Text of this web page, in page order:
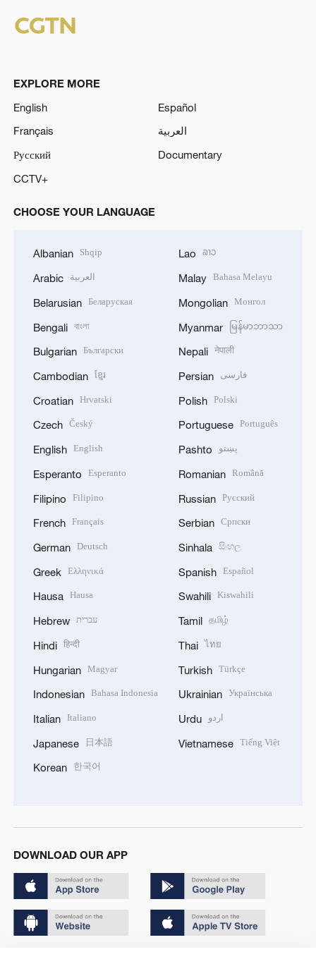
EXPLORE MORE
English
Español
Français
العربية
Русский
Documentary
CCTV+
CHOOSE YOUR LANGUAGE
Albanian Shqip
Arabic العربية
Belarusian Беларуская
Bengali বাংলা
Bulgarian Български
Cambodian ខ្មែរ
Croatian Hrvatski
Czech Český
English English
Esperanto Esperanto
Filipino Filipino
French Français
German Deutsch
Greek Ελληνικά
Hausa Hausa
Hebrew עברית
Hindi हिन्दी
Hungarian Magyar
Indonesian Bahasa Indonesia
Italian Italiano
Japanese 日本語
Korean 한국어
Lao ລາວ
Malay Bahasa Melayu
Mongolian Монгол
Myanmar မြန်မာဘာသာ
Nepali नेपाली
Persian فارسی
Polish Polski
Portuguese Português
Pashto پښتو
Romanian Română
Russian Русский
Serbian Српски
Sinhala සිංහල
Spanish Español
Swahili Kiswahili
Tamil தமிழ்
Thai ไทย
Turkish Türkçe
Ukrainian Українська
Urdu اردو
Vietnamese Tiếng Việt
DOWNLOAD OUR APP